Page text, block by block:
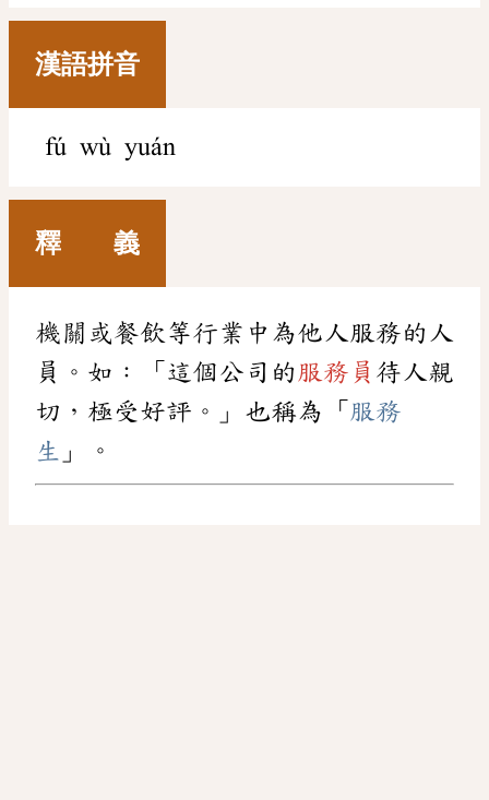
漢語拼音
fú wù yuán
釋 義
機關或餐飲等行業中為他人服務的人
員。如：「這個公司的 服務員 待人親
切，極受好評。」也稱為「 服務
生 」。